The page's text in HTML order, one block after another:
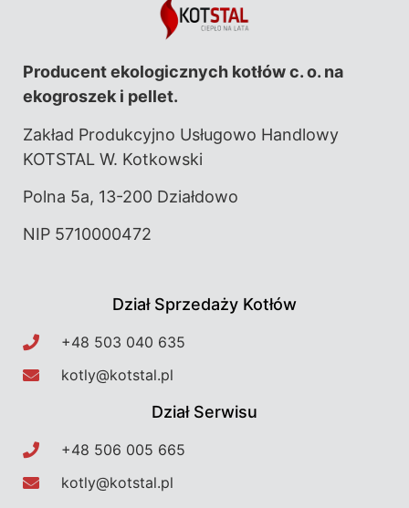
Producent ekologicznych kotłów c. o. na
ekogroszek i pellet.
Zakład Produkcyjno Usługowo Handlowy
KOTSTAL W. Kotkowski
Polna 5a, 13-200 Działdowo
NIP 5710000472
Dział Sprzedaży Kotłów
+48 503 040 635​
kotly@kotstal.pl​​
Dział Serwisu
+48 506 005 665​
kotly@kotstal.pl​​